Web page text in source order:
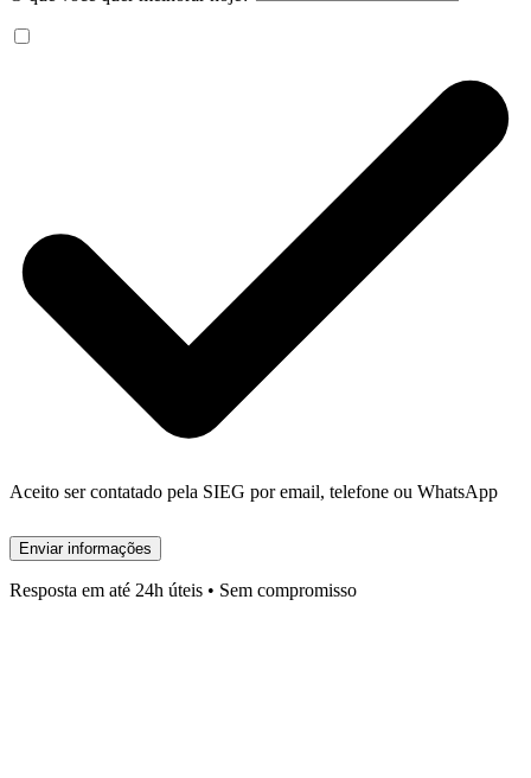
Aceito ser contatado pela SIEG por email, telefone ou WhatsApp
Enviar informações
Resposta em até 24h úteis • Sem compromisso